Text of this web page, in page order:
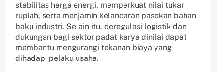
stabilitas harga energi, memperkuat nilai tukar
rupiah, serta menjamin kelancaran pasokan bahan
baku industri. Selain itu, deregulasi logistik dan
dukungan bagi sektor padat karya dinilai dapat
membantu mengurangi tekanan biaya yang
dihadapi pelaku usaha.